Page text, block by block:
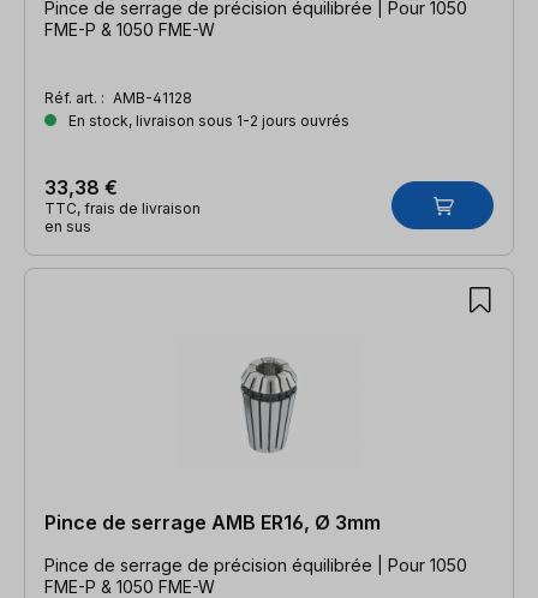
Pince de serrage de précision équilibrée | Pour 1050
FME-P & 1050 FME-W
Réf. art. : AMB-41128
En stock, livraison sous 1-2 jours ouvrés
33,38 €
TTC, frais de livraison
en sus
Pince de serrage AMB ER16, Ø 3mm
Pince de serrage de précision équilibrée | Pour 1050
FME-P & 1050 FME-W